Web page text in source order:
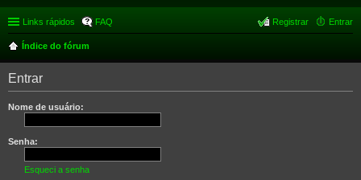
Links rápidos FAQ Entrar
Registrar
Índice do fórum
Entrar
Nome de usuário:
Senha:
Esqueci a senha